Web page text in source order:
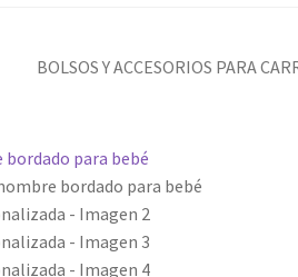
BOLSOS Y ACCESORIOS PARA